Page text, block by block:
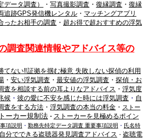
ータ調査）
・ 写真撮影調査 ・ 復縁調査 ・ 復縁
追跡GPS発信機レンタル・ マッチングアプリ
ったお相手の調査 ・ 超お得で超おすすめの浮気
調査関連情報やアドバイス等の
てない‼証拠を掴む極意 失敗しない探偵の利用
・ 安い浮気調査 ・ 最安値の浮気調査 ・ 探偵・お
査を相談する前の耳よりなアドバイス ・ 浮気度
候・ 彼の愛に不安を感じた時には浮気調査 ・ 自
査をする方法・ 浮気調査の本当の料金・ ストー
ーカー規制法・ ストーカーを見極めるポイン
項説明 ・ 勤務先特定データ調査 重要事項説明 ・ 氏名特
自分でできる盗聴器発見調査アドバイス ・ 盗聴電